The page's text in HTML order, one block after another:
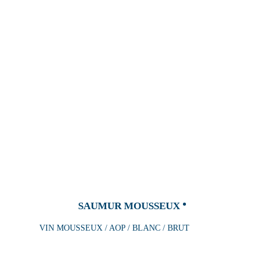
SAUMUR MOUSSEUX
VIN MOUSSEUX / AOP / BLANC / BRUT